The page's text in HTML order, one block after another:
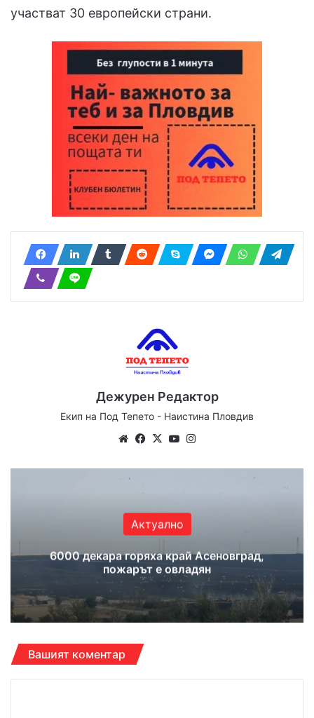
участват 30 европейски страни.
Дежурен Редактор
Екип на Под Тепето - Наистина Пловдив
WebsiteFacebook
X YouTube
Актуално
6000 декара горяха край Асеновград,
пожарът е овладян
Вашият коментар